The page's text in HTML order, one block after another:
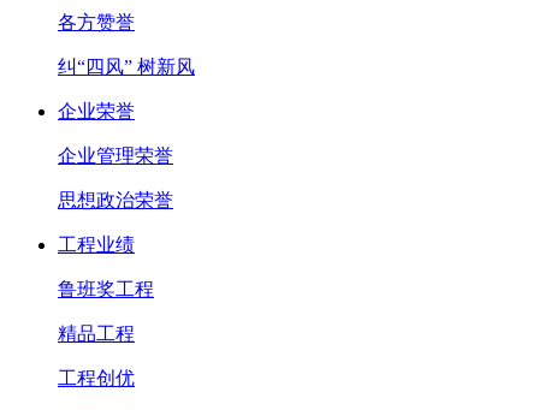
各方赞誉
纠“四风” 树新风
企业荣誉
企业管理荣誉
思想政治荣誉
工程业绩
鲁班奖工程
精品工程
工程创优